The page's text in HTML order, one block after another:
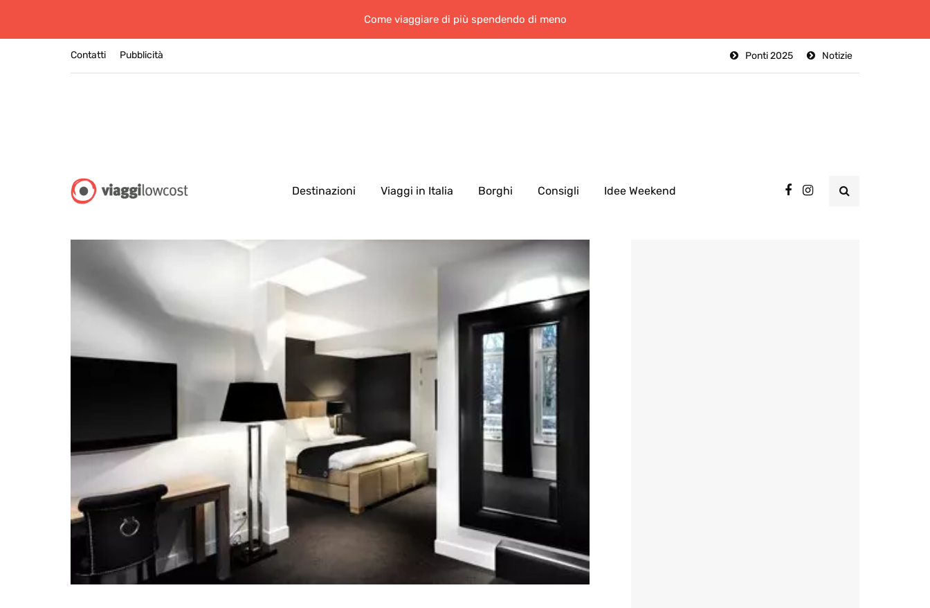
Come viaggiare di più spendendo di meno
Contatti Notizie
Ponti 2025
Pubblicità
Destinazioni Viaggi in Italia Borghi Consigli Idee Weekend